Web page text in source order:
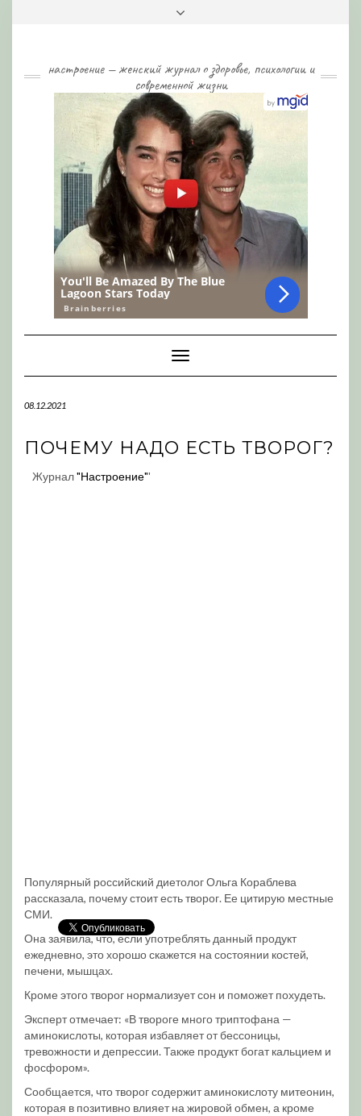
настроение — женский журнал о здоровье, психологии и
современной жизни
Toggle
Navigation
08.12.2021
ПОЧЕМУ НАДО ЕСТЬ ТВОРОГ?
Журнал"Настроение"'
Популярный российский диетолог Ольга Кораблева
рассказала, почему стоит есть творог. Ее цитирую местные
СМИ.
Она заявила, что, если употреблять данный продукт
ежедневно, это хорошо скажется на состоянии костей,
печени, мышцах.
Кроме этого творог нормализует сон и поможет похудеть.
Эксперт отмечает: «В твороге много триптофана —
аминокислоты, которая избавляет от бессоницы,
тревожности и депрессии. Также продукт богат кальцием и
фосфором».
Сообщается, что творог содержит аминокислоту митеонин,
которая в позитивно влияет на жировой обмен, а кроме